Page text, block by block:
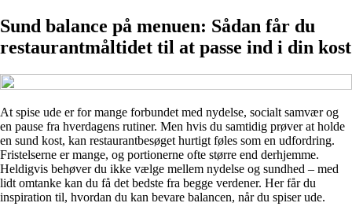
Sund balance på menuen: Sådan får du
restaurantmåltidet til at passe ind i din kost
At spise ude er for mange forbundet med nydelse, socialt samvær og
en pause fra hverdagens rutiner. Men hvis du samtidig prøver at holde
en sund kost, kan restaurantbesøget hurtigt føles som en udfordring.
Fristelserne er mange, og portionerne ofte større end derhjemme.
Heldigvis behøver du ikke vælge mellem nydelse og sundhed – med
lidt omtanke kan du få det bedste fra begge verdener. Her får du
inspiration til, hvordan du kan bevare balancen, når du spiser ude.